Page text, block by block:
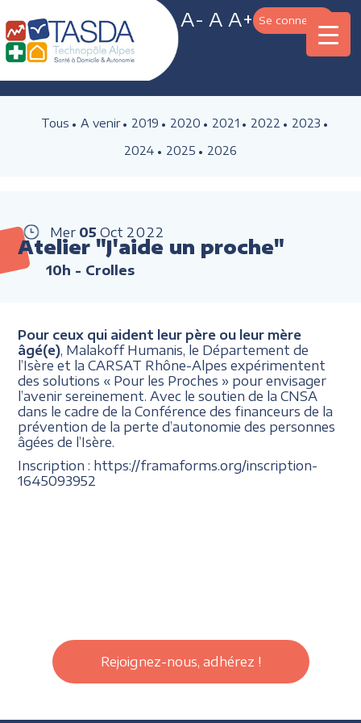
A- A A+ Se connecter
Tous A venir 2019 2020 2021 2022
2023
2024
2025 2026
Mer 05 Oct 2022
Atelier "J'aide un proche"
10h - Crolles
Pour ceux qui aident leur père ou leur mère
âgé(e) , Malakoff Humanis, le Département de
l’Isère et la CARSAT Rhône-Alpes expérimentent
des solutions « Pour les Proches » pour envisager
l’avenir sereinement. Avec le soutien de la CNSA
dans le cadre de la Conférence des financeurs de la
prévention de la perte d’autonomie des personnes
âgées de l’Isère.
Inscription : https://framaforms.org/inscription-
1645093952
Rejoignez-nous, adhérez !